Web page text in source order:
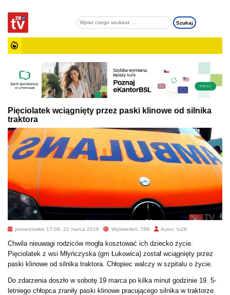
Pięciolatek wciągnięty przez paski klinowe od silnika
traktora
poniedziałek 17:09, 21 marca 2016 Wyświetleń: 596 Autor: tv28
Chwila nieuwagi rodziców mogła kosztować ich dziecko życie.
Pięciolatek z wsi Młyńczyska (gm Łukowica) został wciągnięty przez
paski klinowe od silnika traktora. Chłopiec walczy w szpitalu o życie.
Do zdarzenia doszło w sobotę 19 marca po kilka minut godzinie 19. 5-
letniego chłopca zraniły paski klinowe pracującego silnika w traktorze.